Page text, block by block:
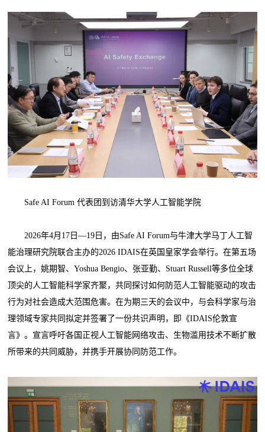
Safe AI Forum 代表团到访清华大学人工智能学院
2026年4月17日—19日，由Safe AI Forum与牛津大学马丁人工智
能治理研究院联合主办的2026 IDAIS在英国皇家学会举行。在第五场
会议上，姚期智、Yoshua Bengio、张亚勤、Stuart Russell等多位全球
顶尖的人工智能科学家齐聚，共同探讨如何防范人工智能驱动的攻击
行为对社会造成大范围危害。在为期三天的会议中，与会科学家与治
理领域专家共同拟定并签署了一份共识声明，即《IDAIS伦敦宣
言》。宣言呼吁各国正视人工智能网络攻击、生物滥用技术不断扩散
所带来的共同威胁，并携手开展协同防范工作。